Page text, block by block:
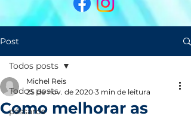
Post
Todos posts
pássaros
Todos posts
Como melhorar as
Michel Reis
25 de nov. de 2020 3 min de leitura